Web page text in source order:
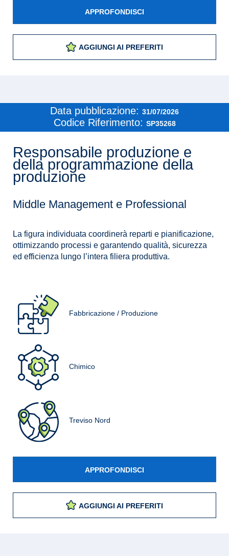
APPROFONDISCI
AGGIUNGI AI PREFERITI
Data pubblicazione: 31/07/2026
Codice Riferimento: SP35268
Responsabile produzione e
della programmazione della
produzione
Middle Management e Professional
La figura individuata coordinerà reparti e pianificazione,
ottimizzando processi e garantendo qualità, sicurezza
ed efficienza lungo l’intera filiera produttiva.
Fabbricazione / Produzione
Chimico
Treviso Nord
APPROFONDISCI
AGGIUNGI AI PREFERITI